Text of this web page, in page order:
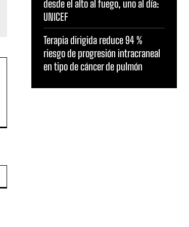
desde el alto al fuego, uno al día:
UNICEF
Terapia dirigida reduce 94 %
riesgo de progresión intracraneal
en tipo de cáncer de pulmón